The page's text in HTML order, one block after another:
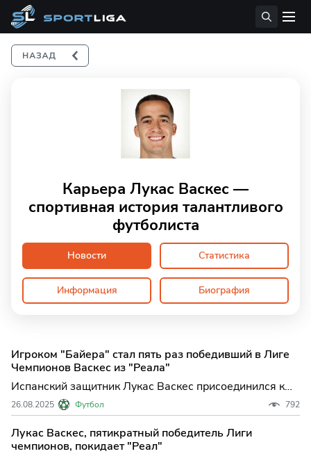
Карьера Лукас Васкес —
спортивная история талантливого
футболиста
Новости Статистика
Информация Биография
Игроком "Байера" стал пять раз победивший в Лиге
Чемпионов Васкес из "Реала"
Испанский защитник Лукас Васкес присоединился к
леверкузенскому "Байеру", сообщается на сайте
немецкого футбольного клуба. Контракт Васкеса с
"Байером" рассчитан до 30 и...
26.08.2025 Футбол 792
Лукас Васкес, пятикратный победитель Лиги
чемпионов, покидает "Реал"